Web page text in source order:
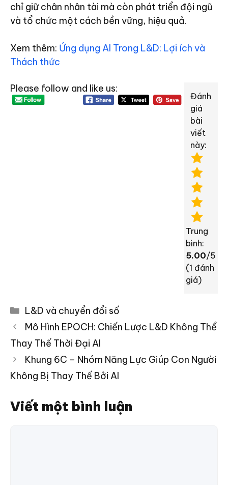
chỉ giữ chân nhân tài mà còn phát triển đội ngũ
và tổ chức một cách bền vững, hiệu quả.
Xem thêm: Ứng dụng AI Trong L&D: Lợi ích và
Thách thức
Please follow and like us:
Đánh
giá
bài
viết
này:
Trung
bình:
5.00/5
(1 đánh
giá)
Danh
mục
L&D và chuyển đổi số
Mô Hình EPOCH: Chiến Lược L&D Không Thể
Thay Thế Thời Đại AI
Khung 6C – Nhóm Năng Lực Giúp Con Người
Không Bị Thay Thế Bởi AI
Viết một bình luận